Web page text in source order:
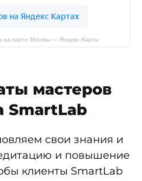
на карте Москвы — Яндекс Карты
мастеров
SmartLab
свои знания и
и повышение
клиенты SmartLab